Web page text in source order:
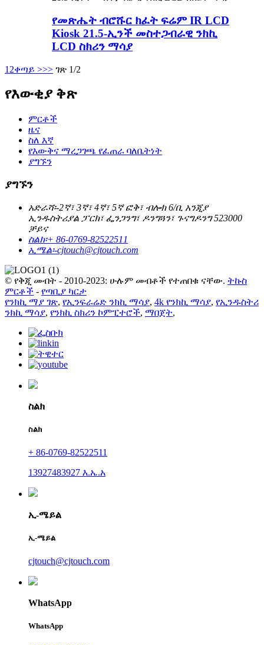
የመጽሔት ብሮሹር ክፈት ፍሬም IR LCD
Kiosk 21.5-ኢንች መስተጋብራዊ ንክኪ
LCD ስክሪን ማሳያ
1 2ቀጣይ >>> ገጽ 1/2
የእውቂያ ቅጽ
ምርቶች
ዜና
ስለ እኛ
የእውቅና ማረጋገጫ የፈጠራ ባለቤትነት
ያግኙን
ያግኙን
አድራሻ፡-2ኛ፣ 3ኛ፣ 4ኛ፣ 5ኛ ፎቅ፣ ብሎክ 6/ቢ አንጂያ
ኢንዱስትሪያል ፓርክ፣ ፌንጋንግ፣ ዶንግጓን፣ ጉናግዶንግ 523000
ቻይና
ስልክ፡+ 86-0769-82522511
ኢሜል፡-cjtouch@cjtouch.com
© የቅጂ መብት - 2010-2023: ሁሉም መብቶች የተጠበቁ ናቸው. ትኩስ
ምርቶች - የጣቢያ ካርታ
የንክኪ ማያ ገጽ, የኢንፍራሬድ ንክኪ ማሳያ, 4k የንክኪ ማሳያ, የኢንዱስትሪ
ንክኪ ማሳያ, የንክኪ ስክሪን ኮምፒተሮች, ማበጀት,
ስልክ
ስልክ
+ 86-0769-82522511
13927483927 እ.ኤ.አ
ኢ-ሜይል
ኢ-ሜይል
cjtouch@cjtouch.com
WhatsApp
WhatsApp